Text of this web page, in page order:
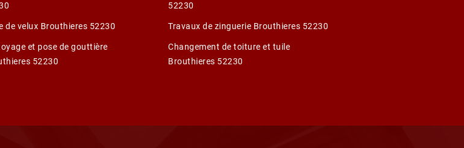
de velux Brouthieres 52230
et pose de gouttière
52230
52230
Travaux de zinguerie Brouthieres 52230
Changement de toiture et tuile
Brouthieres 52230